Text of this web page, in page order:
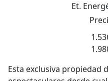
Et.
Esta exclusiva propiedad